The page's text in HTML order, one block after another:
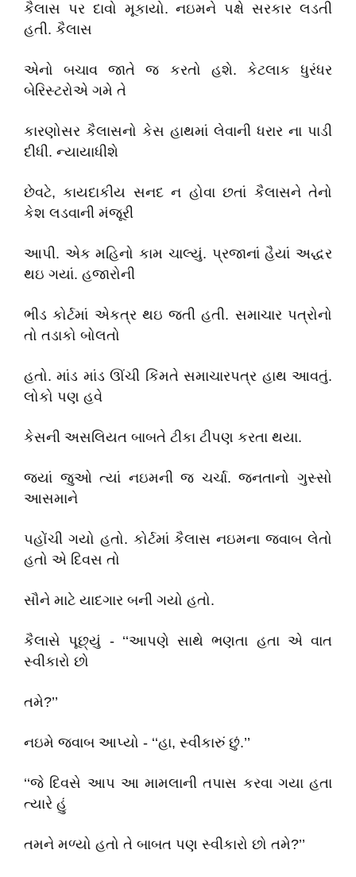
કૈલાસ પર દાવો મૂકાયો. નઇમને પક્ષે સરકાર લડતી
હતી. કૈલાસ
એનો બચાવ જાતે જ કરતો હશે. કેટલાક ધુરંધર
બેરિસ્ટરોએ ગમે તે
કારણોસર કૈલાસનો કેસ હાથમાં લેવાની ધરાર ના પાડી
દીધી. ન્યાયાધીશે
છેવટે, કાયદાકીય સનદ ન હોવા છતાં કૈલાસને તેનો
કેશ લડવાની મંજૂરી
આપી. એક મહિનો કામ ચાલ્યું. પ્રજાનાં હૈયાં અદ્ધર
થઇ ગયાં. હજારોની
ભીડ કોર્ટમાં એકત્ર થઇ જતી હતી. સમાચાર પત્રોનો
તો તડાકો બોલતો
હતો. માંડ માંડ ઊંચી કિંમતે સમાચારપત્ર હાથ આવતું.
લોકો પણ હવે
કેસની અસલિયત બાબતે ટીકા ટીપણ કરતા થયા.
જ્યાં જુઓ ત્યાં નઇમની જ ચર્ચા. જનતાનો ગુસ્સો
આસમાને
પહોંચી ગયો હતો. કોર્ટમાં કૈલાસ નઇમના જવાબ લેતો
હતો એ દિવસ તો
સૌને માટે યાદગાર બની ગયો હતો.
કૈલાસે પૂછ્યું - ‘‘આપણે સાથે ભણતા હતા એ વાત
સ્વીકારો છો
તમે?’’
નઇમે જવાબ આપ્યો - ‘‘હા, સ્વીકારું છું.’’
‘‘જે દિવસે આપ આ મામલાની તપાસ કરવા ગયા હતા
ત્યારે હું
તમને મળ્યો હતો તે બાબત પણ સ્વીકારો છો તમે?’’